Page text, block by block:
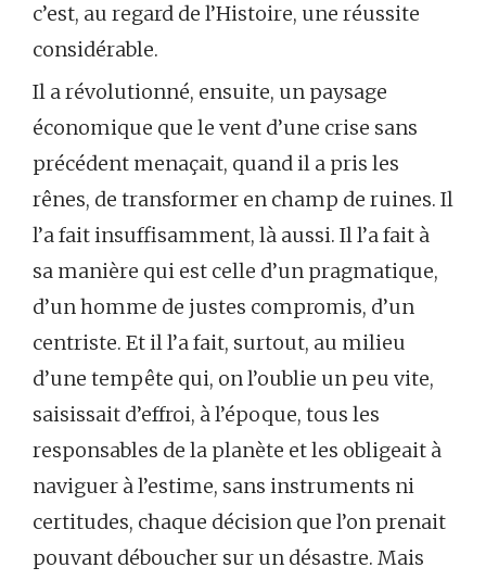
c’est, au regard de l’Histoire, une réussite
considérable.
Il a révolutionné, ensuite, un paysage
économique que le vent d’une crise sans
précédent menaçait, quand il a pris les
rênes, de transformer en champ de ruines. Il
l’a fait insuffisamment, là aussi. Il l’a fait à
sa manière qui est celle d’un pragmatique,
d’un homme de justes compromis, d’un
centriste. Et il l’a fait, surtout, au milieu
d’une tempête qui, on l’oublie un peu vite,
saisissait d’effroi, à l’époque, tous les
responsables de la planète et les obligeait à
naviguer à l’estime, sans instruments ni
certitudes, chaque décision que l’on prenait
pouvant déboucher sur un désastre. Mais